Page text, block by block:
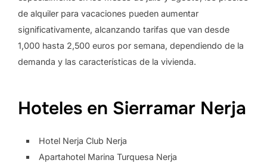
de alquiler para vacaciones pueden aumentar
significativamente, alcanzando tarifas que van desde
1,000 hasta 2,500 euros por semana, dependiendo de la
demanda y las características de la vivienda.
Hoteles en Sierramar Nerja
Hotel Nerja Club Nerja
Apartahotel Marina Turquesa Nerja